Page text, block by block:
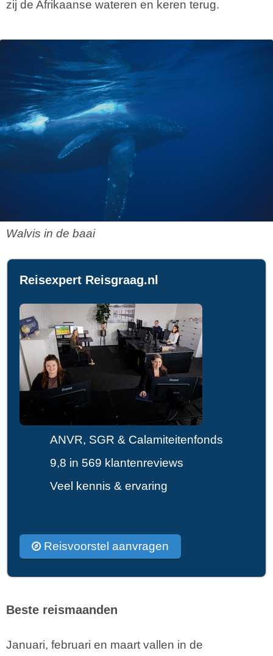
zij de Afrikaanse wateren en keren terug.
Walvis in de baai
Reisexpert Reisgraag.nl
ANVR, SGR & Calamiteitenfonds
9,8 in 569 klantenreviews
Veel kennis & ervaring
Reisvoorstel aanvragen
Beste reismaanden
Januari, februari en maart vallen in de